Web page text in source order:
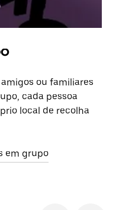
ou familiares
cada pessoa
local de recolha
em grupo